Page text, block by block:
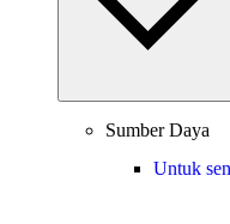
Sumber Daya
Untuk